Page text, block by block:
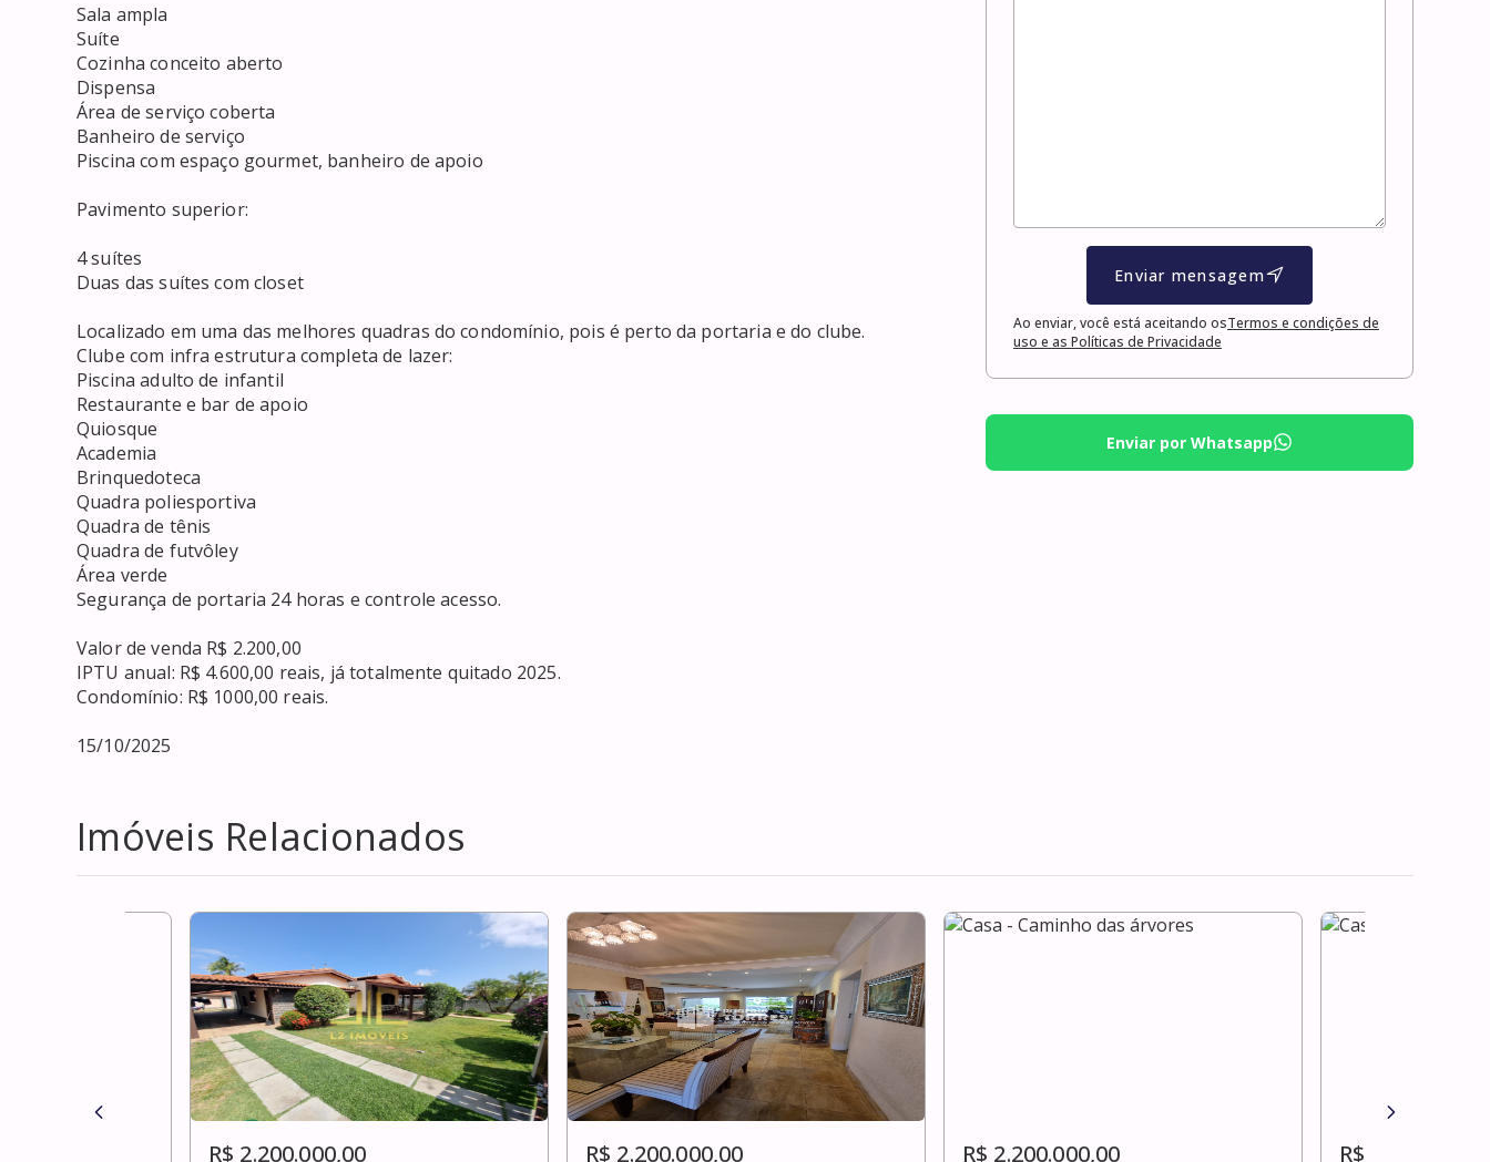
Sala ampla
Suíte
Cozinha conceito aberto
Dispensa
Área de serviço coberta
Banheiro de serviço
Piscina com espaço gourmet, banheiro de apoio
Pavimento superior:
4 suítes
Duas das suítes com closet
Localizado em uma das melhores quadras do condomínio, pois é perto da portaria e do clube.
Clube com infra estrutura completa de lazer:
Piscina adulto de infantil
Restaurante e bar de apoio
Quiosque
Academia
Brinquedoteca
Quadra poliesportiva
Quadra de tênis
Quadra de futvôley
Área verde
Segurança de portaria 24 horas e controle acesso.
Valor de venda R$ 2.200,00
IPTU anual: R$ 4.600,00 reais, já totalmente quitado 2025.
Condomínio: R$ 1000,00 reais.
15/10/2025
Enviar mensagem
Ao enviar, você está aceitando osTermos e condições de
uso e as Políticas de Privacidade
Enviar por Whatsapp
Imóveis Relacionados
R$ 2.200.000,00 R$ 2.200.000,00 R$ 2.200.000,00 R$